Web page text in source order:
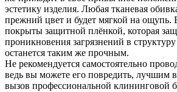
эстетику изделия. Любая тканевая
прежний цвет и будет мягкой на ощупь.
покрыты защитной плёнкой, которая
проникновения загрязнений в
останется таким же прочным.
Не рекомендуется самостоятельно
ведь вы можете его повредить, лучшим
вызов профессиональной клининговой